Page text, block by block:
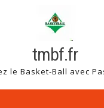
tmbf.fr
le Basket-Ball avec